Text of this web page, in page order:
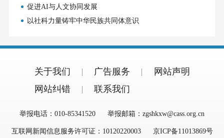
促进AI与人文协同发展
以社科力量铸牢中华民族共同体意识
关于我们 广告服务
网站声明
网站纠错
联系我们
举报电话：010-85341520 举报邮箱：zgshkxw@cass.org.cn
互联网新闻信息服务许可证：10120220003 京ICP备11013869号